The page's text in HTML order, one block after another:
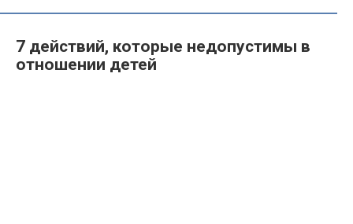
7 действий, которые недопустимы в
отношении детей